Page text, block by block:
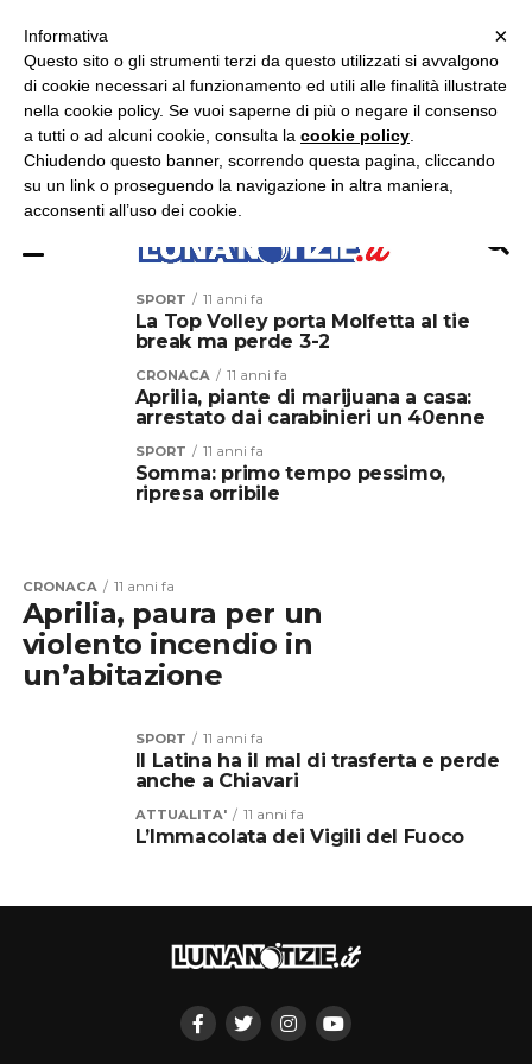
ASCOLTA RADIO LUNA
SPORT 11 anni fa
La Top Volley porta Molfetta al tie
break ma perde 3-2
CRONACA 11 anni fa
Aprilia, piante di marijuana a casa:
arrestato dai carabinieri un 40enne
SPORT 11 anni fa
Somma: primo tempo pessimo,
ripresa orribile
CRONACA 11 anni fa
Aprilia, paura per un
violento incendio in
un’abitazione
SPORT 11 anni fa
Il Latina ha il mal di trasferta e perde
anche a Chiavari
ATTUALITA' 11 anni fa
L’Immacolata dei Vigili del Fuoco
×
×
Informativa
Questo sito o gli strumenti terzi da questo utilizzati si avvalgono
di cookie necessari al funzionamento ed utili alle finalità illustrate
nella cookie policy. Se vuoi saperne di più o negare il consenso
a tutti o ad alcuni cookie, consulta la cookie policy
Chiudendo questo banner, scorrendo questa pagina, cliccando
su un link o proseguendo la navigazione in altra maniera,
acconsenti all’uso dei cookie.